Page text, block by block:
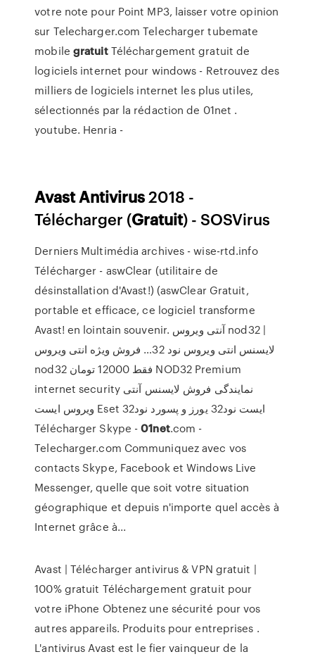
votre note pour Point MP3, laisser votre opinion
sur Telecharger.comTelecharger tubemate
mobile gratuitTéléchargement gratuit de
logiciels internet pour windows - Retrouvez des
milliers de logiciels internet les plus utiles,
sélectionnés par la rédaction de 01net .
youtube. Henria -
AvastAntivirus2018 -
Télécharger (Gratuit) - SOSVirus
Derniers Multimédia archives - wise-rtd.info
Télécharger - aswClear (utilitaire de
désinstallation d'Avast!) (aswClear Gratuit,
portable et efficace, ce logiciel transforme
Avast! en lointain souvenir. آنتی ویروس nod32 |
لایسنس انتی ویروس نود 32…
فروش ویژه انتی ویروس
nod32 فقط 12000 تومان NOD32 Premium
internet security نمایندگی فروش لایسنس آنتی
ویروس ایست Eset ایست نود32 یورز و پسورد نود32
Télécharger Skype -01net.com -
Telecharger.com Communiquez avec vos
contacts Skype, Facebook et Windows Live
Messenger, quelle que soit votre situation
géographique et depuis n'importe quel accès à
Internet grâce à...
Avast | Télécharger antivirus & VPN gratuit |
100% gratuit Téléchargement gratuit pour
votre iPhone Obtenez une sécurité pour vos
autres appareils. Produits pour entreprises .
L'antivirus Avast est le fier vainqueur de la